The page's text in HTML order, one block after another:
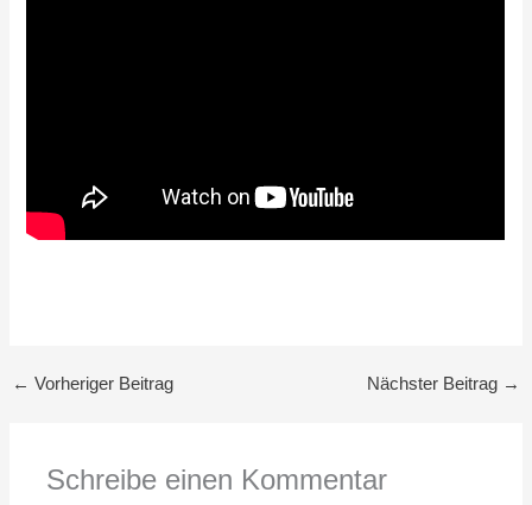
← Vorheriger Beitrag Nächster Beitrag →
Schreibe einen Kommentar